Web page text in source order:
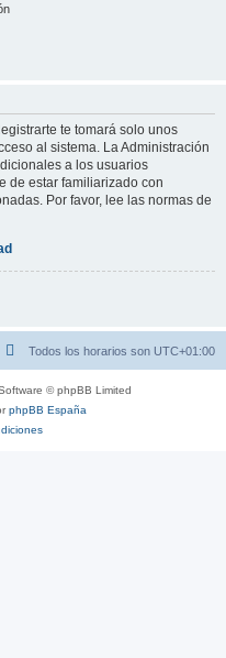
te tomará solo unos
al sistema. La Administración
a los usuarios
de estar familiarizado con
Por favor, lee las normas de
Todos los horarios son UTC+01:00
© phpBB Limited
phpBB España